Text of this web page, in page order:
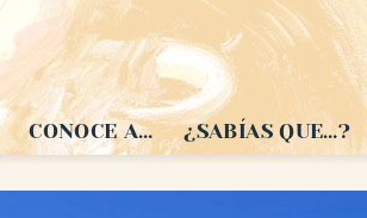
CONOCE A… ¿SABÍAS QUE…?